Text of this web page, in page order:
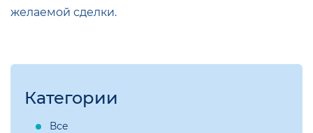
желаемой сделки.
Категории
Все